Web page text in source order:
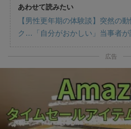
あわせて読みたい
【男性更年期の体験談】突然の
ク…「自分がおかしい」当事者
広告